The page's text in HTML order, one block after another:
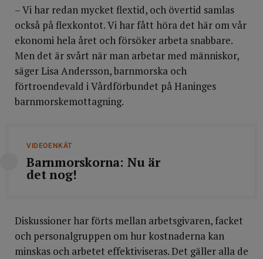
– Vi har redan mycket flextid, och övertid samlas
också på flexkontot. Vi har fått höra det här om vår
ekonomi hela året och försöker arbeta snabbare.
Men det är svårt när man arbetar med människor,
säger Lisa Andersson, barnmorska och
förtroendevald i Vårdförbundet på Haninges
barnmorskemottagning.
VIDEOENKÄT
Barnmorskorna: Nu är
det nog!
Diskussioner har förts mellan arbetsgivaren, facket
och personalgruppen om hur kostnaderna kan
minskas och arbetet effektiviseras. Det gäller alla de